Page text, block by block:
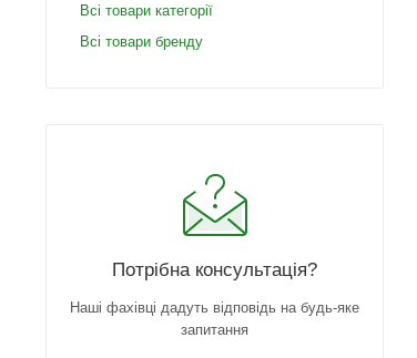
Всі товари категорії
Всі товари бренду
Потрібна консультація?
Наші фахівці дадуть відповідь на будь-яке
запитання